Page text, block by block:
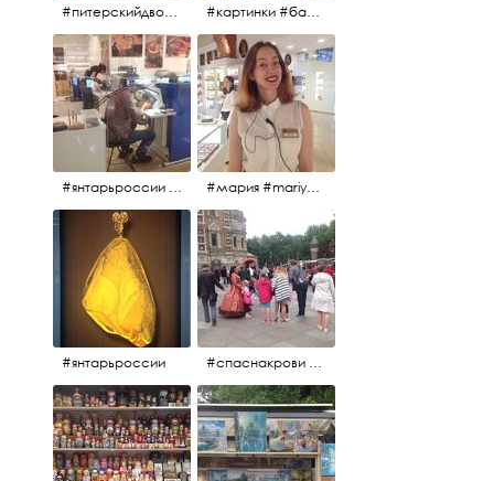
#питерскийдвор #спаснакрови #июльскийдень2017 #картинки #балетпитера #янтарьроссиии
#янтарьроссии #янтарь #мария #mariya #янтарьроссии
#янтарьроссии #спаснакрови #михайловскийсад